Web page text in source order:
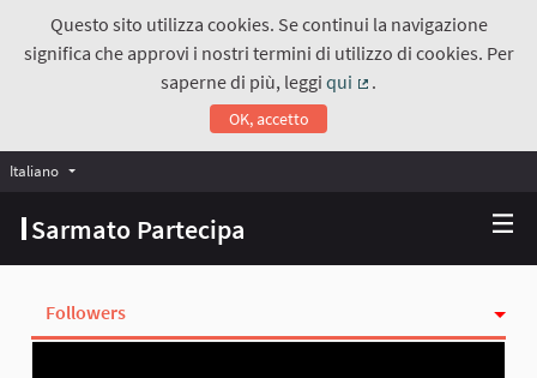
Questo sito utilizza cookies. Se continui la navigazione
significa che approvi i nostri termini di utilizzo di cookies. Per
saperne di più, leggiqui
.
OK, accetto
Sarmato Partecipa
Italiano Choose language
Followers